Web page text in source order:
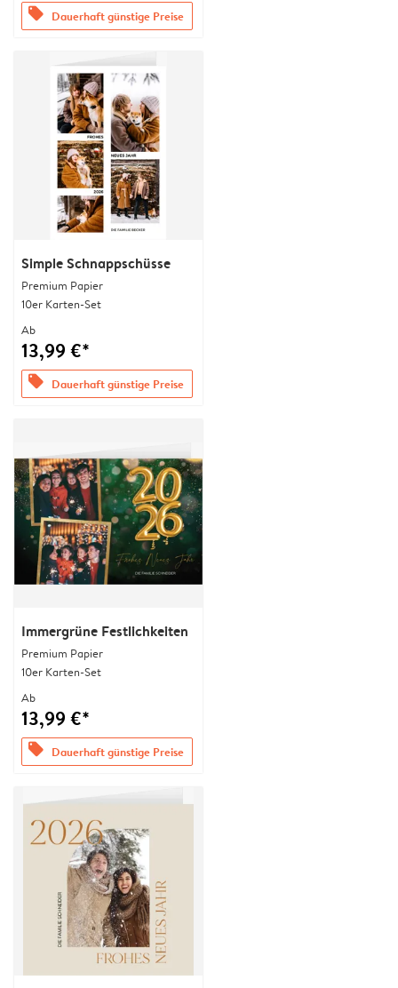
offers Dauerhaft günstige Preise
Simple Schnappschüsse
Premium Papier
10er Karten-Set
Ab
13,99 €*
offers Dauerhaft günstige Preise
Immergrüne Festlichkeiten
Premium Papier
10er Karten-Set
Ab
13,99 €*
offers Dauerhaft günstige Preise